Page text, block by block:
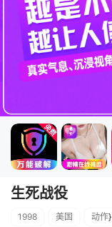
生死战役
1998 美国 动作}